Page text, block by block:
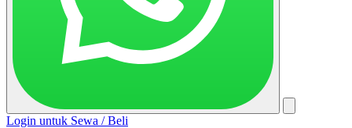
Login untuk Sewa / Beli